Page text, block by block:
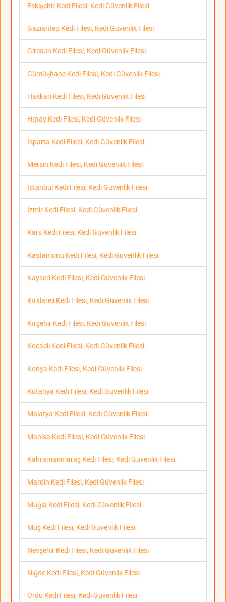
Eskişehir Kedi Filesi, Kedi Güvenlik Filesi
Gaziantep Kedi Filesi, Kedi Güvenlik Filesi
Giresun Kedi Filesi, Kedi Güvenlik Filesi
Gümüşhane Kedi Filesi, Kedi Güvenlik Filesi
Hakkari Kedi Filesi, Kedi Güvenlik Filesi
Hatay Kedi Filesi, Kedi Güvenlik Filesi
Isparta Kedi Filesi, Kedi Güvenlik Filesi
Mersin Kedi Filesi, Kedi Güvenlik Filesi
İstanbul Kedi Filesi, Kedi Güvenlik Filesi
İzmir Kedi Filesi, Kedi Güvenlik Filesi
Kars Kedi Filesi, Kedi Güvenlik Filesi
Kastamonu Kedi Filesi, Kedi Güvenlik Filesi
Kayseri Kedi Filesi, Kedi Güvenlik Filesi
Kırklareli Kedi Filesi, Kedi Güvenlik Filesi
Kırşehir Kedi Filesi, Kedi Güvenlik Filesi
Kocaeli Kedi Filesi, Kedi Güvenlik Filesi
Konya Kedi Filesi, Kedi Güvenlik Filesi
Kütahya Kedi Filesi, Kedi Güvenlik Filesi
Malatya Kedi Filesi, Kedi Güvenlik Filesi
Manisa Kedi Filesi, Kedi Güvenlik Filesi
Kahramanmaraş Kedi Filesi, Kedi Güvenlik Filesi
Mardin Kedi Filesi, Kedi Güvenlik Filesi
Muğla Kedi Filesi, Kedi Güvenlik Filesi
Muş Kedi Filesi, Kedi Güvenlik Filesi
Nevşehir Kedi Filesi, Kedi Güvenlik Filesi
Niğde Kedi Filesi, Kedi Güvenlik Filesi
Ordu Kedi Filesi, Kedi Güvenlik Filesi